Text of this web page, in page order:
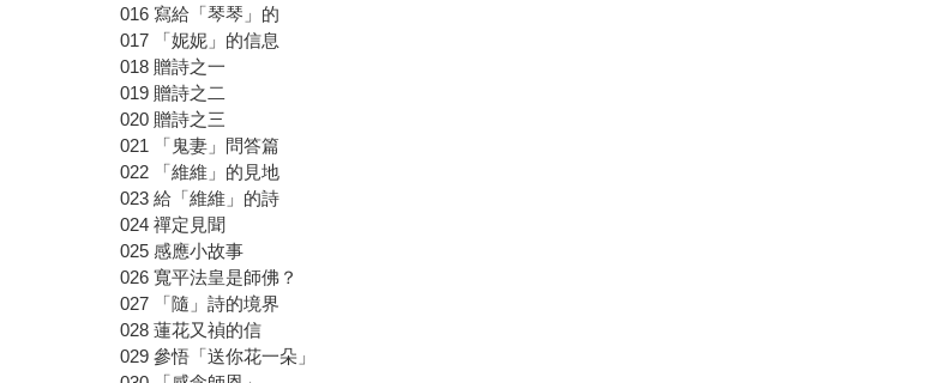
016 寫給「琴琴」的
017 「妮妮」的信息
018 贈詩之一
019 贈詩之二
020 贈詩之三
021 「鬼妻」問答篇
022 「維維」的見地
023 給「維維」的詩
024 禪定見聞
025 感應小故事
026 寬平法皇是師佛？
027 「隨」詩的境界
028 蓮花又禎的信
029 參悟「送你花一朵」